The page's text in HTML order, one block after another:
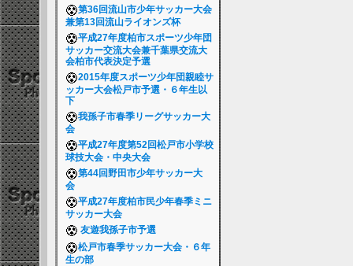
第36回流山市少年サッカー大会
兼第13回流山ライオンズ杯
平成27年度柏市スポーツ少年団
サッカー交流大会兼千葉県交流大
会柏市代表決定予選
2015年度スポーツ少年団親睦サ
ッカー大会松戸市予選・６年生以
下
我孫子市春季リーグサッカー大
会
平成27年度第52回松戸市小学校
球技大会・中央大会
第44回野田市少年サッカー大
会
平成27年度柏市民少年春季ミニ
サッカー大会
友遊我孫子市予選
松戸市春季サッカー大会・６年
生の部